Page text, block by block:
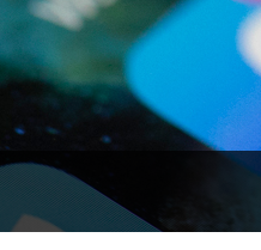
오른 801.67 마감
내린 6296.38 마감
린 1423.8원 마감
이스X 로켓 달 충돌 흔적 포착
는 승부차기 끝 과달라하라 격파
"태풍 지나며 폭염 잠시 꺾인다"
협회…11시간 걸린 초유의 압수수